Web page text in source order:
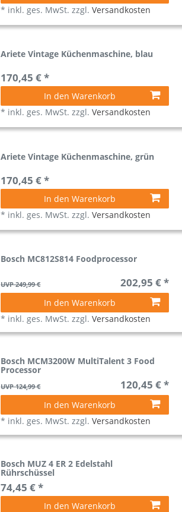
* inkl. ges. MwSt. zzgl.Versandkosten
Ariete Vintage Küchenmaschine, blau
170,45 € *
In den Warenkorb
* inkl. ges. MwSt. zzgl.Versandkosten
Ariete Vintage Küchenmaschine, grün
170,45 € *
In den Warenkorb
* inkl. ges. MwSt. zzgl.Versandkosten
Bosch MC812S814 Foodprocessor
UVP 249,99 € 202,95 € *
In den Warenkorb
* inkl. ges. MwSt. zzgl.Versandkosten
Bosch MCM3200W MultiTalent 3 Food
Processor
UVP 124,99 € 120,45 € *
In den Warenkorb
* inkl. ges. MwSt. zzgl.Versandkosten
Bosch MUZ 4 ER 2 Edelstahl
Rührschüssel
74,45 € *
In den Warenkorb